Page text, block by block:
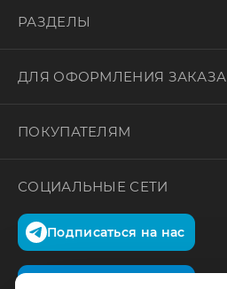
РАЗДЕЛЫ
ДЛЯ ОФОРМЛЕНИЯ ЗАКАЗА
ПОКУПАТЕЛЯМ
СОЦИАЛЬНЫЕ СЕТИ
Подписаться на нас